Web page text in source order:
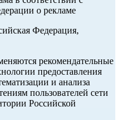
о рекламе
Федерация,
рекомендательные
предоставления
и анализа
пользователей сети
Российской